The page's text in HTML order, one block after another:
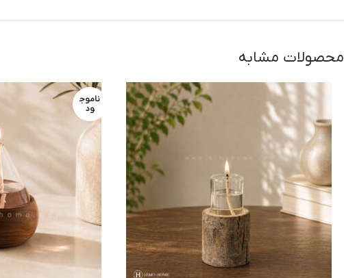
محصولات مشابه
ناموج
ود